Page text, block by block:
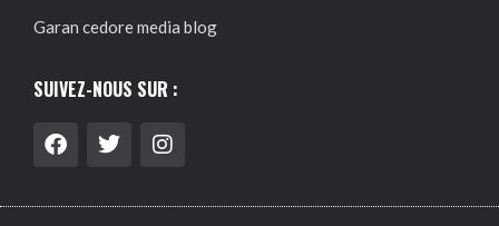
Garan cedore media blog
SUIVEZ-NOUS SUR :